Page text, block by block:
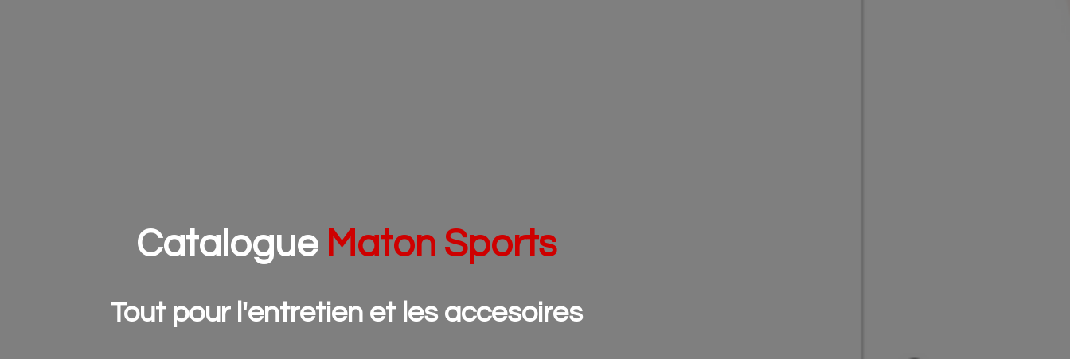
Catalogue Maton Sports
Tout pour l'entretien et les accesoires